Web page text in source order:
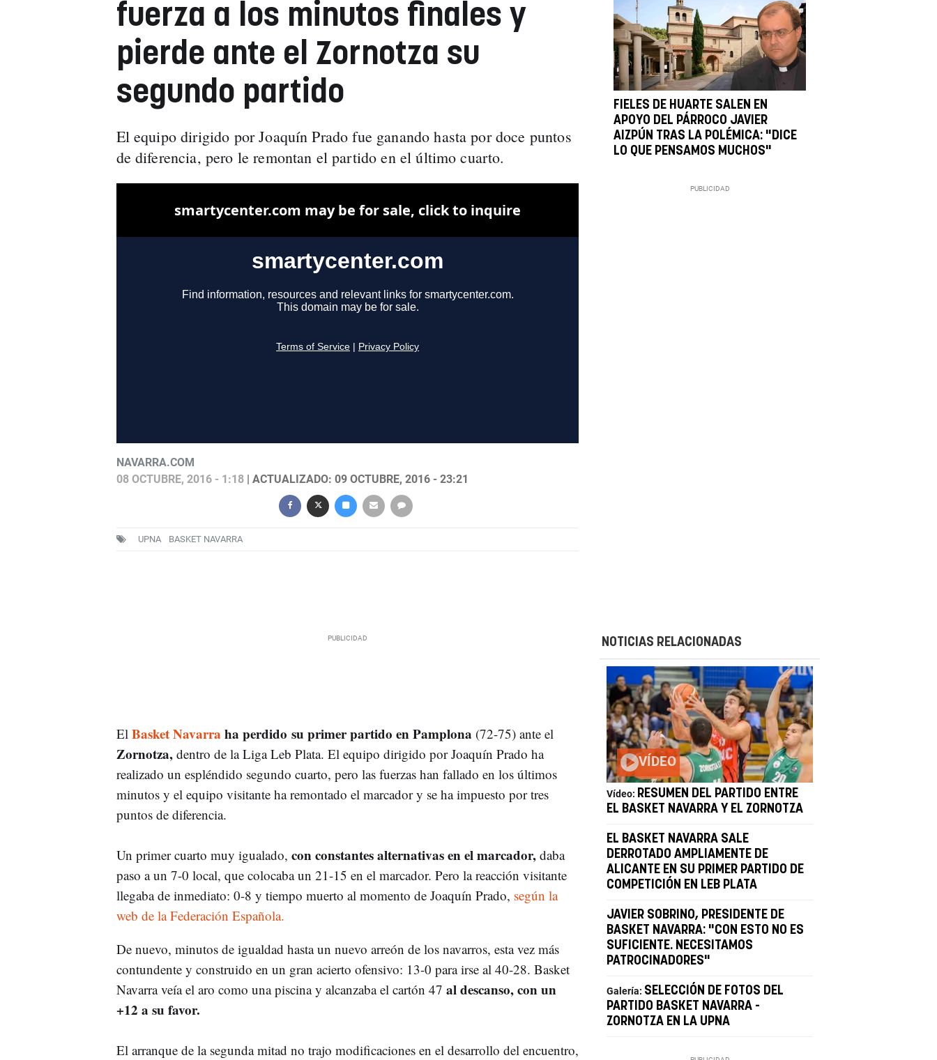
fuerza a los minutos finales y
pierde ante el Zornotza su
segundo partido
El equipo dirigido por Joaquín Prado fue ganando hasta por doce puntos
de diferencia, pero le remontan el partido en el último cuarto.
NAVARRA.COM
08 OCTUBRE, 2016 - 1:18| ACTUALIZADO: 09 OCTUBRE, 2016 - 23:21
UPNA BASKET NAVARRA
FIELES DE HUARTE SALEN EN
APOYO DEL PÁRROCO JAVIER
AIZPÚN TRAS LA POLÉMICA: "DICE
LO QUE PENSAMOS MUCHOS"
El Basket Navarra ha perdido su primer partido en Pamplona (72-75) ante el
Zornotza,dentro de la Liga Leb Plata. El equipo dirigido por Joaquín Prado ha
realizado un espléndido segundo cuarto, pero las fuerzas han fallado en los últimos
minutos y el equipo visitante ha remontado el marcador y se ha impuesto por tres
puntos de diferencia.
Un primer cuarto muy igualado, con constantes alternativas en el marcador,daba
paso a un 7-0 local, que colocaba un 21-15 en el marcador. Pero la reacción visitante
llegaba de inmediato: 0-8 y tiempo muerto al momento de Joaquín Prado, según la
web de la Federación Española.
De nuevo, minutos de igualdad hasta un nuevo arreón de los navarros, esta vez más
contundente y construido en un gran acierto ofensivo: 13-0 para irse al 40-28. Basket
Navarra veía el aro como una piscina y alcanzaba el cartón 47 al descanso, con un
+12 a su favor.
El arranque de la segunda mitad no trajo modificaciones en el desarrollo del encuentro,
NOTICIAS RELACIONADAS
VÍDEO
Vídeo: RESUMEN DEL PARTIDO ENTRE
EL BASKET NAVARRA Y EL ZORNOTZA
EL BASKET NAVARRA SALE
DERROTADO AMPLIAMENTE DE
ALICANTE EN SU PRIMER PARTIDO DE
COMPETICIÓN EN LEB PLATA
JAVIER SOBRINO, PRESIDENTE DE
BASKET NAVARRA: "CON ESTO NO ES
SUFICIENTE. NECESITAMOS
PATROCINADORES"
Galería: SELECCIÓN DE FOTOS DEL
PARTIDO BASKET NAVARRA -
ZORNOTZA EN LA UPNA